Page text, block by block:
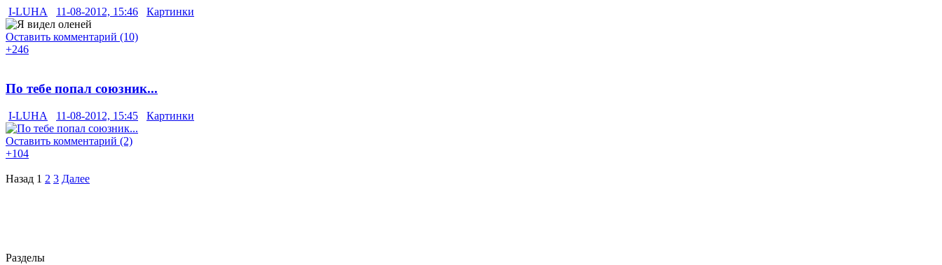
I-LUHA 11-08-2012, 15:46 Картинки
Оставить комментарий (10)
+246
По тебе попал союзник...
I-LUHA 11-08-2012, 15:45 Картинки
Оставить комментарий (2)
+104
Назад 1 2 3 Далее
Разделы